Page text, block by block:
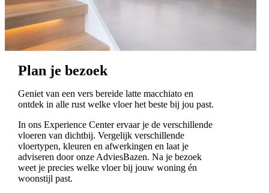
Plan je bezoek
Geniet van een vers bereide latte macchiato en
ontdek in alle rust welke vloer het beste bij jou past.
In ons Experience Center ervaar je de verschillende
vloeren van dichtbij. Vergelijk verschillende
vloertypen, kleuren en afwerkingen en laat je
adviseren door onze AdviesBazen. Na je bezoek
weet je precies welke vloer bij jouw woning én
woonstijl past.